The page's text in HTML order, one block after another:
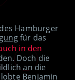
Hamburger
für das
in den
Doch die
an die
Benjamin